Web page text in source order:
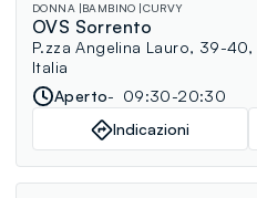
DONNA BAMBINO CURVY
OVS Sorrento
P.zza Angelina Lauro, 39-
Italia
Aperto
09:30-20:30
Indicazioni